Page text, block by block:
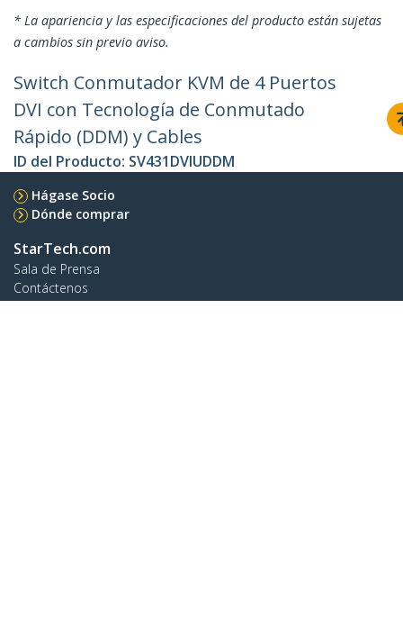
* La apariencia y las especificaciones del producto están sujetas
a cambios sin previo aviso.
Switch Conmutador KVM de 4 Puertos
DVI con Tecnología de Conmutado
Rápido (DDM) y Cables
ID del Producto: SV431DVIUDDM
Hágase Socio
Dónde comprar
StarTech.com
Sala de Prensa
Contáctenos
Acerca de nosotros